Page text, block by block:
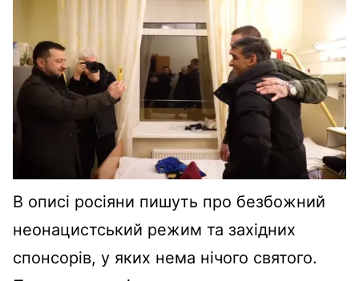
В описі росіяни пишуть про безбожний
неонацистський режим та західних
спонсорів, у яких нема нічого святого.